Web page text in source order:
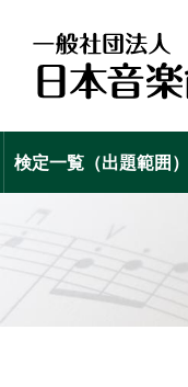
検定一覧（出題範囲）